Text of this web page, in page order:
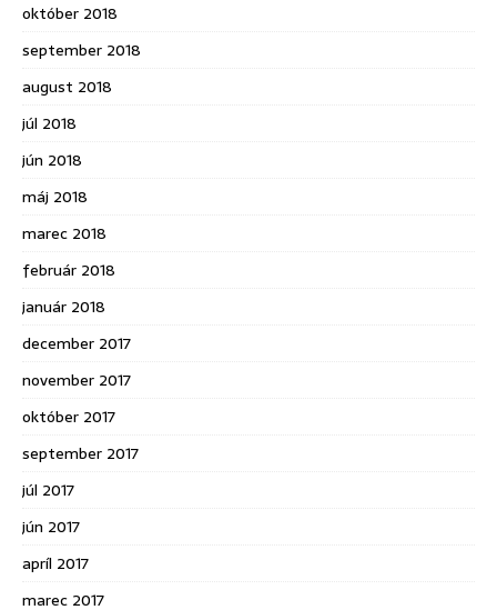
október 2018
september 2018
august 2018
júl 2018
jún 2018
máj 2018
marec 2018
február 2018
január 2018
december 2017
november 2017
október 2017
september 2017
júl 2017
jún 2017
apríl 2017
marec 2017